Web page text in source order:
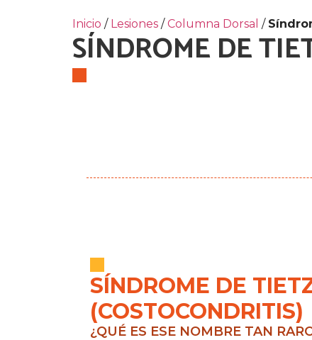
Inicio / Lesiones /Columna Dorsal /
SÍNDROME DE
SÍNDROME DE
(COSTOCONDRITIS)
¿QUÉ ES ESE NOMBRE TAN